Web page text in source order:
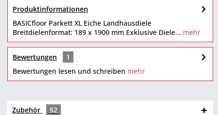
Produktinformationen
BASICfloor Parkett XL Eiche Landhausdiele
Breitdielenformat: 189 x 1900 mm Exklusive Diele... mehr
Bewertungen
1
Bewertungen lesen und schreiben mehr
Zubehör 52